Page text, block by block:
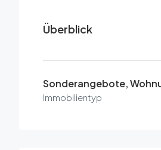
Überblick
Sonderangebote,
Immobilientyp